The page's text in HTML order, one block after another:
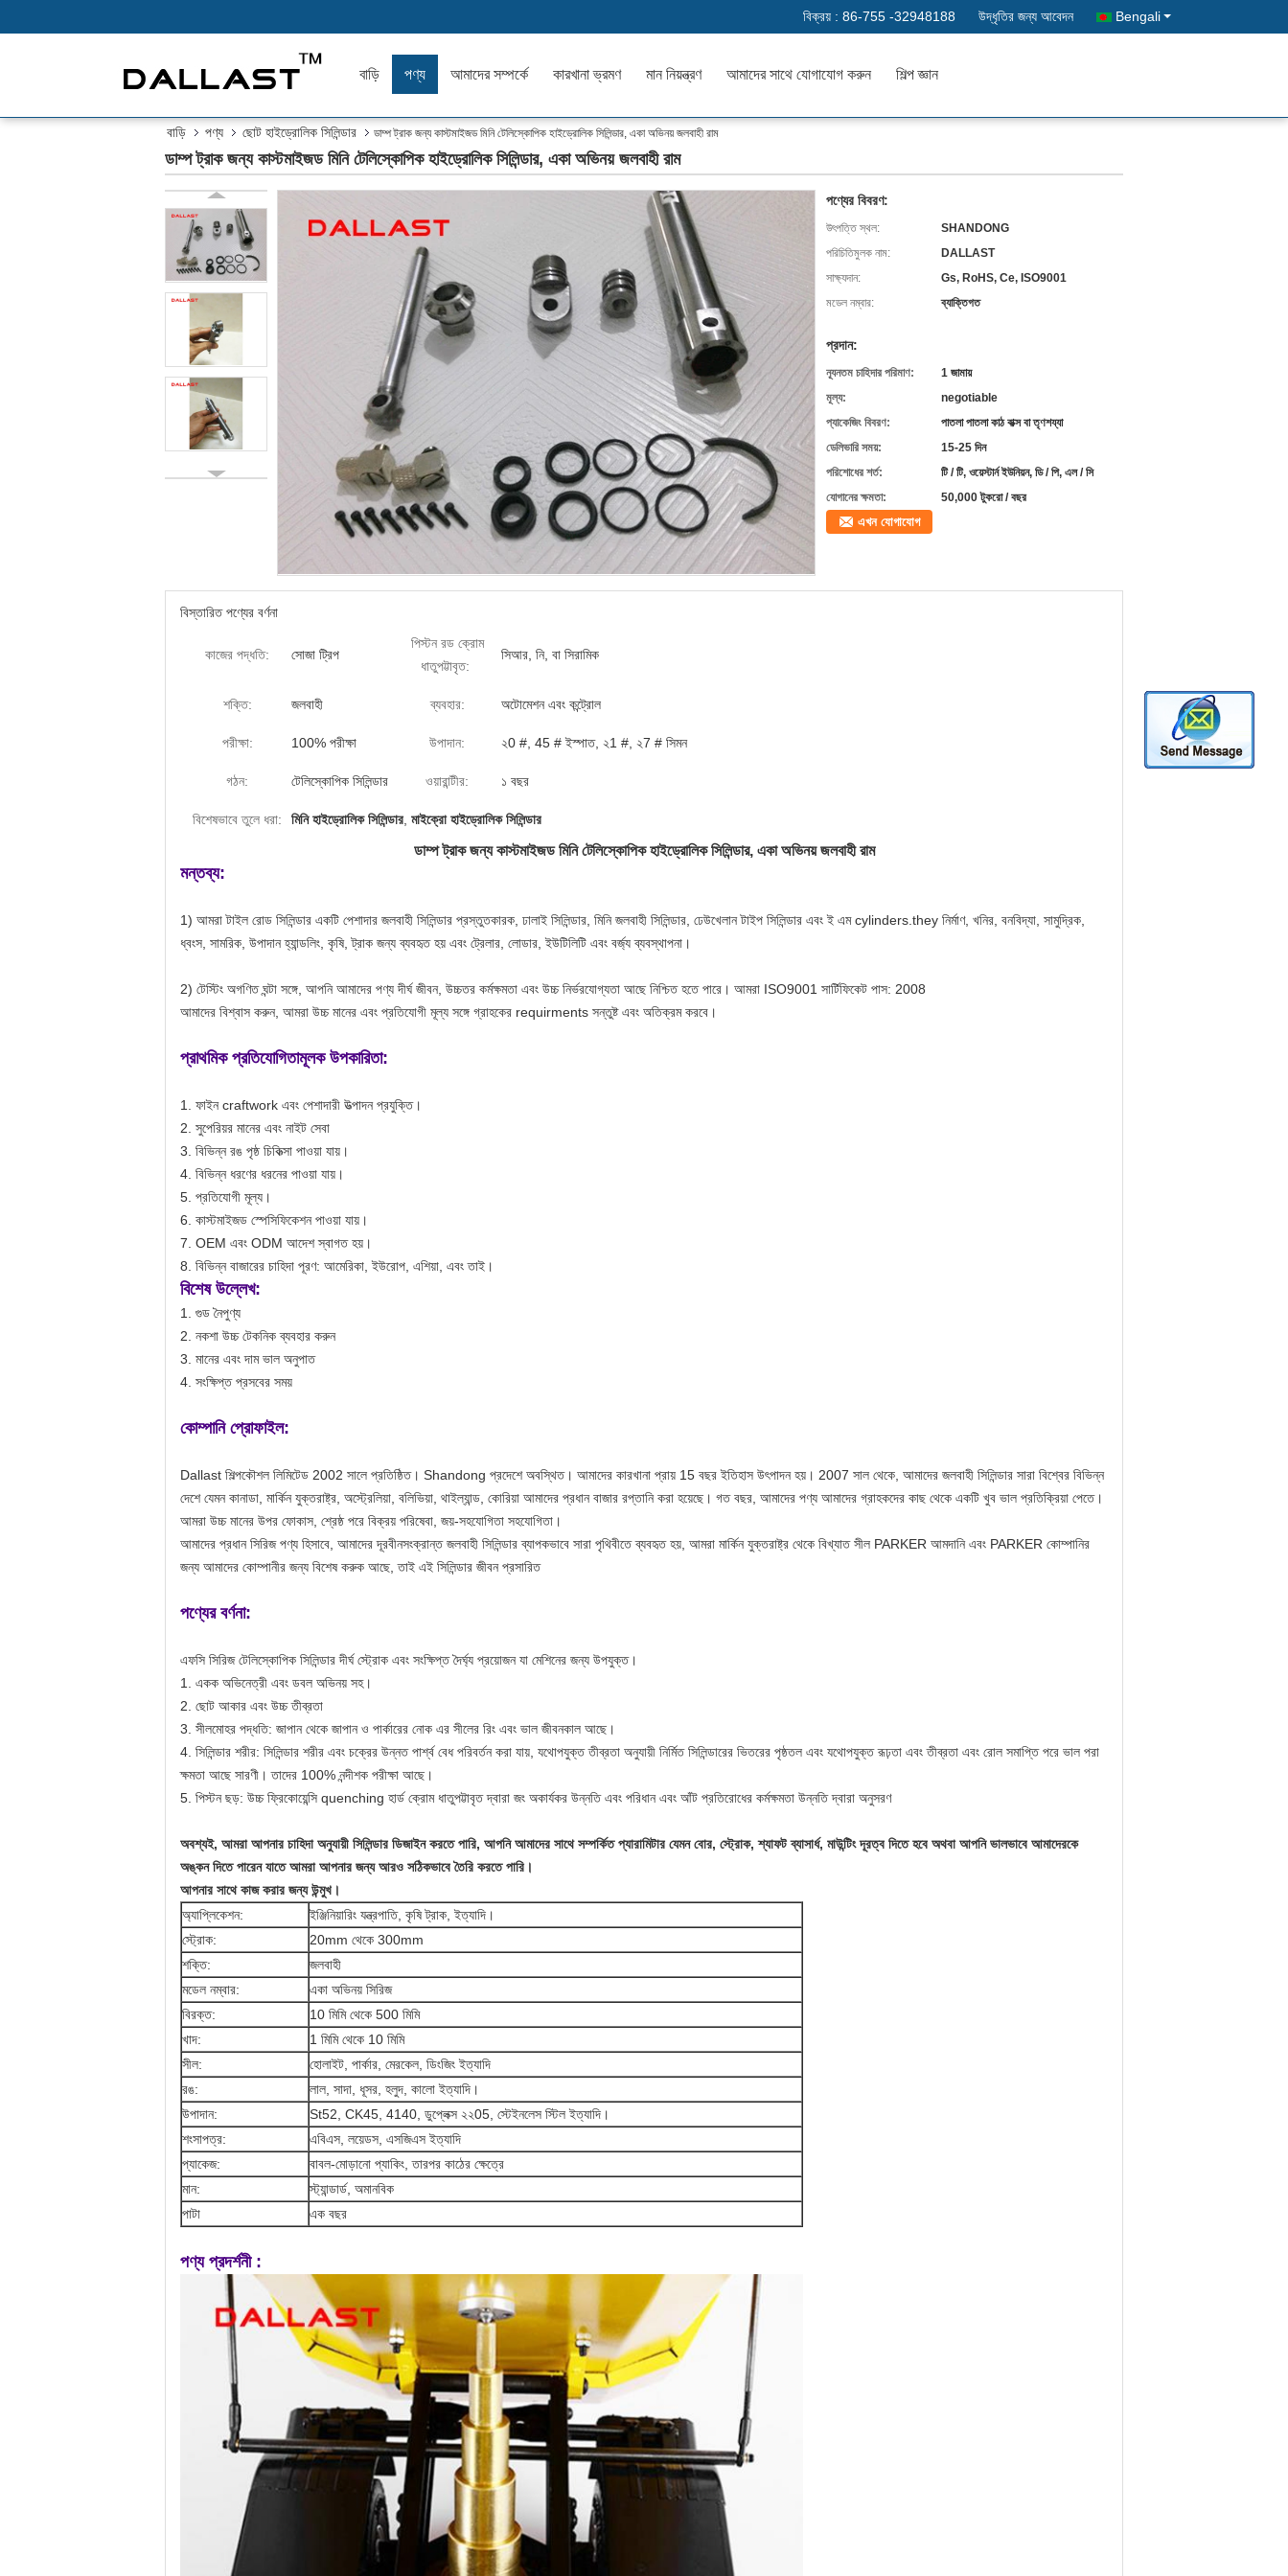
বিক্রয় : 86-755 -32948188 উদ্ধৃতির জন্য আবেদন Bengali
বাড়ি পণ্য আমাদের সম্পর্কে কারখানা ভ্রমণ মান নিয়ন্ত্রণ আমাদের সাথে যোগাযোগ করুন শিল্প জ্ঞান
বাড়ি পণ্য ছোট হাইড্রোলিক সিলিন্ডার ডাম্প ট্রাক জন্য কাস্টমাইজড মিনি টেলিস্কোপিক হাইড্রোলিক সিলিন্ডার, একা অভিনয় জলবাহী রাম
ডাম্প ট্রাক জন্য কাস্টমাইজড মিনি টেলিস্কোপিক হাইড্রোলিক সিলিন্ডার, একা অভিনয় জলবাহী রাম
পণ্যের বিবরণ:
উৎপত্তি স্থল:
SHANDONG
পরিচিতিমুলক নাম:
DALLAST
সাক্ষ্যদান:
Gs, RoHS, Ce, ISO9001
মডেল নম্বার:
ব্যাক্তিগত
প্রদান:
ন্যূনতম চাহিদার পরিমাণ:
1 জামায়
মূল্য:
negotiable
প্যাকেজিং বিবরণ:
পাতলা পাতলা কাঠ বাক্স বা তৃণশয্যা
ডেলিভারি সময়:
15-25 দিন
পরিশোধের শর্ত:
টি / টি, ওয়েস্টার্ন ইউনিয়ন, ডি / পি, এল / সি
যোগানের ক্ষমতা:
50,000 টুকরো / বছর
এখন যোগাযোগ
বিস্তারিত পণ্যের বর্ণনা
কাজের পদ্ধতি: সোজা ট্রিপ
পিস্টন রড ক্রোম
ধাতুপট্টাবৃত:
সিআর, নি, বা সিরামিক
শক্তি: জলবাহী ব্যবহার: অটোমেশন এবং কন্ট্রোল
পরীক্ষা: 100% পরীক্ষা উপাদান: ২0 #, 45 # ইস্পাত, ২1 #, ২7 # সিমন
গঠন: টেলিস্কোপিক সিলিন্ডার ওয়ারান্টীর: ১ বছর
বিশেষভাবে তুলে ধরা: মিনি হাইড্রোলিক সিলিন্ডার মাইক্রো হাইড্রোলিক সিলিন্ডার
ডাম্প ট্রাক জন্য কাস্টমাইজড মিনি টেলিস্কোপিক হাইড্রোলিক সিলিন্ডার, একা অভিনয় জলবাহী রাম
মন্তব্য:
1) আমরা টাইল রোড সিলিন্ডার একটি পেশাদার জলবাহী সিলিন্ডার প্রস্তুতকারক, ঢালাই সিলিন্ডার, মিনি জলবাহী সিলিন্ডার, ঢেউখেলান টাইপ সিলিন্ডার এবং ই এম cylinders.they নির্মাণ, খনির, বনবিদ্যা, সামুদ্রিক,
ধ্বংস, সামরিক, উপাদান হ্যান্ডলিং, কৃষি, ট্রাক জন্য ব্যবহৃত হয় এবং ট্রেলার, লোডার, ইউটিলিটি এবং বর্জ্য ব্যবস্থাপনা।
2) টেস্টিং অগণিত ঘন্টা সঙ্গে, আপনি আমাদের পণ্য দীর্ঘ জীবন, উচ্চতর কর্মক্ষমতা এবং উচ্চ নির্ভরযোগ্যতা আছে নিশ্চিত হতে পারে। আমরা ISO9001 সার্টিফিকেট পাস: 2008
আমাদের বিশ্বাস করুন, আমরা উচ্চ মানের এবং প্রতিযোগী মূল্য সঙ্গে গ্রাহকের requirments সন্তুষ্ট এবং অতিক্রম করবে।
প্রাথমিক প্রতিযোগিতামূলক উপকারিতা:
1. ফাইন craftwork এবং পেশাদারী উত্পাদন প্রযুক্তি।
2. সুপেরিয়র মানের এবং নাইট সেবা
3. বিভিন্ন রঙ পৃষ্ঠ চিকিত্সা পাওয়া যায়।
4. বিভিন্ন ধরণের ধরনের পাওয়া যায়।
5. প্রতিযোগী মূল্য।
6. কাস্টমাইজড স্পেসিফিকেশন পাওয়া যায়।
7. OEM এবং ODM আদেশ স্বাগত হয়।
8. বিভিন্ন বাজারের চাহিদা পূরণ: আমেরিকা, ইউরোপ, এশিয়া, এবং তাই।
বিশেষ উল্লেখ:
1. গুড নৈপুণ্য
2. নকশা উচ্চ টেকনিক ব্যবহার করুন
3. মানের এবং দাম ভাল অনুপাত
4. সংক্ষিপ্ত প্রসবের সময়
কোম্পানি প্রোফাইল:
Dallast শিল্পকৌশল লিমিটেড 2002 সালে প্রতিষ্ঠিত। Shandong প্রদেশে অবস্থিত। আমাদের কারখানা প্রায় 15 বছর ইতিহাস উৎপাদন হয়। 2007 সাল থেকে, আমাদের জলবাহী সিলিন্ডার সারা বিশ্বের বিভিন্ন
দেশে যেমন কানাডা, মার্কিন যুক্তরাষ্ট্র, অস্ট্রেলিয়া, বলিভিয়া, থাইল্যান্ড, কোরিয়া আমাদের প্রধান বাজার রপ্তানি করা হয়েছে। গত বছর, আমাদের পণ্য আমাদের গ্রাহকদের কাছ থেকে একটি খুব ভাল প্রতিক্রিয়া পেতে।
আমরা উচ্চ মানের উপর ফোকাস, শ্রেষ্ঠ পরে বিক্রয় পরিষেবা, জয়-সহযোগিতা সহযোগিতা।
আমাদের প্রধান সিরিজ পণ্য হিসাবে, আমাদের দূরবীনসংক্রান্ত জলবাহী সিলিন্ডার ব্যাপকভাবে সারা পৃথিবীতে ব্যবহৃত হয়, আমরা মার্কিন যুক্তরাষ্ট্র থেকে বিখ্যাত সীল PARKER আমদানি এবং PARKER কোম্পানির
জন্য আমাদের কোম্পানীর জন্য বিশেষ করুক আছে, তাই এই সিলিন্ডার জীবন প্রসারিত
পণ্যের বর্ণনা:
এফসি সিরিজ টেলিস্কোপিক সিলিন্ডার দীর্ঘ স্ট্রোক এবং সংক্ষিপ্ত দৈর্ঘ্য প্রয়োজন যা মেশিনের জন্য উপযুক্ত।
1. একক অভিনেত্রী এবং ডবল অভিনয় সহ।
2. ছোট আকার এবং উচ্চ তীব্রতা
3. সীলমোহর পদ্ধতি: জাপান থেকে জাপান ও পার্কারের নোক এর সীলের রিং এবং ভাল জীবনকাল আছে।
4. সিলিন্ডার শরীর: সিলিন্ডার শরীর এবং চক্রের উন্নত পার্শ্ব বেধ পরিবর্তন করা যায়, যথোপযুক্ত তীব্রতা অনুযায়ী নির্মিত সিলিন্ডারের ভিতরের পৃষ্ঠতল এবং যথোপযুক্ত রূঢ়তা এবং তীব্রতা এবং রোল সমাপ্তি পরে ভাল পরা
ক্ষমতা আছে সারণী। তাদের 100% নন্দীশক পরীক্ষা আছে।
5. পিস্টন ছড়: উচ্চ ফ্রিকোয়েন্সি quenching হার্ড ক্রোম ধাতুপট্টাবৃত দ্বারা জং অকার্যকর উন্নতি এবং পরিধান এবং আঁট প্রতিরোধের কর্মক্ষমতা উন্নতি দ্বারা অনুসরণ
অবশ্যই, আমরা আপনার চাহিদা অনুযায়ী সিলিন্ডার ডিজাইন করতে পারি, আপনি আমাদের সাথে সম্পর্কিত প্যারামিটার যেমন বোর, স্ট্রোক, শ্যাফট ব্যাসার্ধ, মাউন্টিং দূরত্ব দিতে হবে অথবা আপনি ভালভাবে আমাদেরকে
অঙ্কন দিতে পারেন যাতে আমরা আপনার জন্য আরও সঠিকভাবে তৈরি করতে পারি।
আপনার সাথে কাজ করার জন্য উন্মুখ।
অ্যাপ্লিকেশন:
ইঞ্জিনিয়ারিং যন্ত্রপাতি, কৃষি ট্রাক, ইত্যাদি।
স্ট্রোক:
20mm থেকে 300mm
শক্তি:
জলবাহী
মডেল নম্বার:
একা অভিনয় সিরিজ
বিরক্ত:
10 মিমি থেকে 500 মিমি
খাদ:
1 মিমি থেকে 10 মিমি
সীল:
হোলাইট, পার্কার, মেরকেল, ডিংজিং ইত্যাদি
রঙ:
লাল, সাদা, ধূসর, হলুদ, কালো ইত্যাদি।
উপাদান:
St52, CK45, 4140, ডুপ্লেক্স ২২05, স্টেইনলেস স্টিল ইত্যাদি।
শংসাপত্র:
এবিএস, লয়েডস, এসজিএস ইত্যাদি
প্যাকেজ:
বাবল-মোড়ানো প্যাকিং, তারপর কাঠের ক্ষেত্রে
মান:
স্ট্যান্ডার্ড, অমানবিক
পাটা
এক বছর
পণ্য প্রদর্শনী :